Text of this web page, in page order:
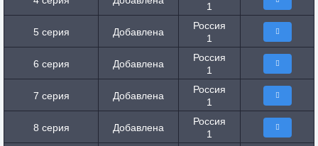
1
5 серия Добавлена
Россия
1
6 серия Добавлена
Россия
1
7 серия Добавлена
Россия
1
8 серия Добавлена
Россия
1